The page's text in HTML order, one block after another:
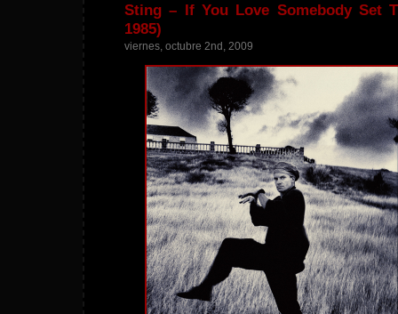
Sting – If You Love Somebody Set
1985)
viernes, octubre 2nd, 2009